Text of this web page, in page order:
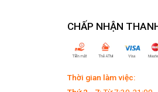
CHẤP NHẬN
Thời gian làm việc: